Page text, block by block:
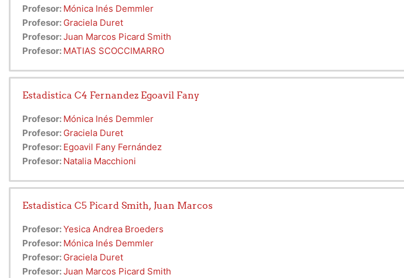
Profesor: Mónica Inés Demmler
Profesor: Graciela Duret
Profesor:Juan Marcos Picard Smith
Profesor: MATIAS SCOCCIMARRO
Estadistica C4 Fernandez Egoavil Fany
Profesor: Mónica Inés Demmler
Profesor: Graciela Duret
Profesor: Egoavil Fany Fernández
Profesor: Natalia Macchioni
Estadistica C5 Picard Smith, Juan Marcos
Profesor:Yesica Andrea Broeders
Profesor: Mónica Inés Demmler
Profesor: Graciela Duret
Profesor:Juan Marcos Picard Smith